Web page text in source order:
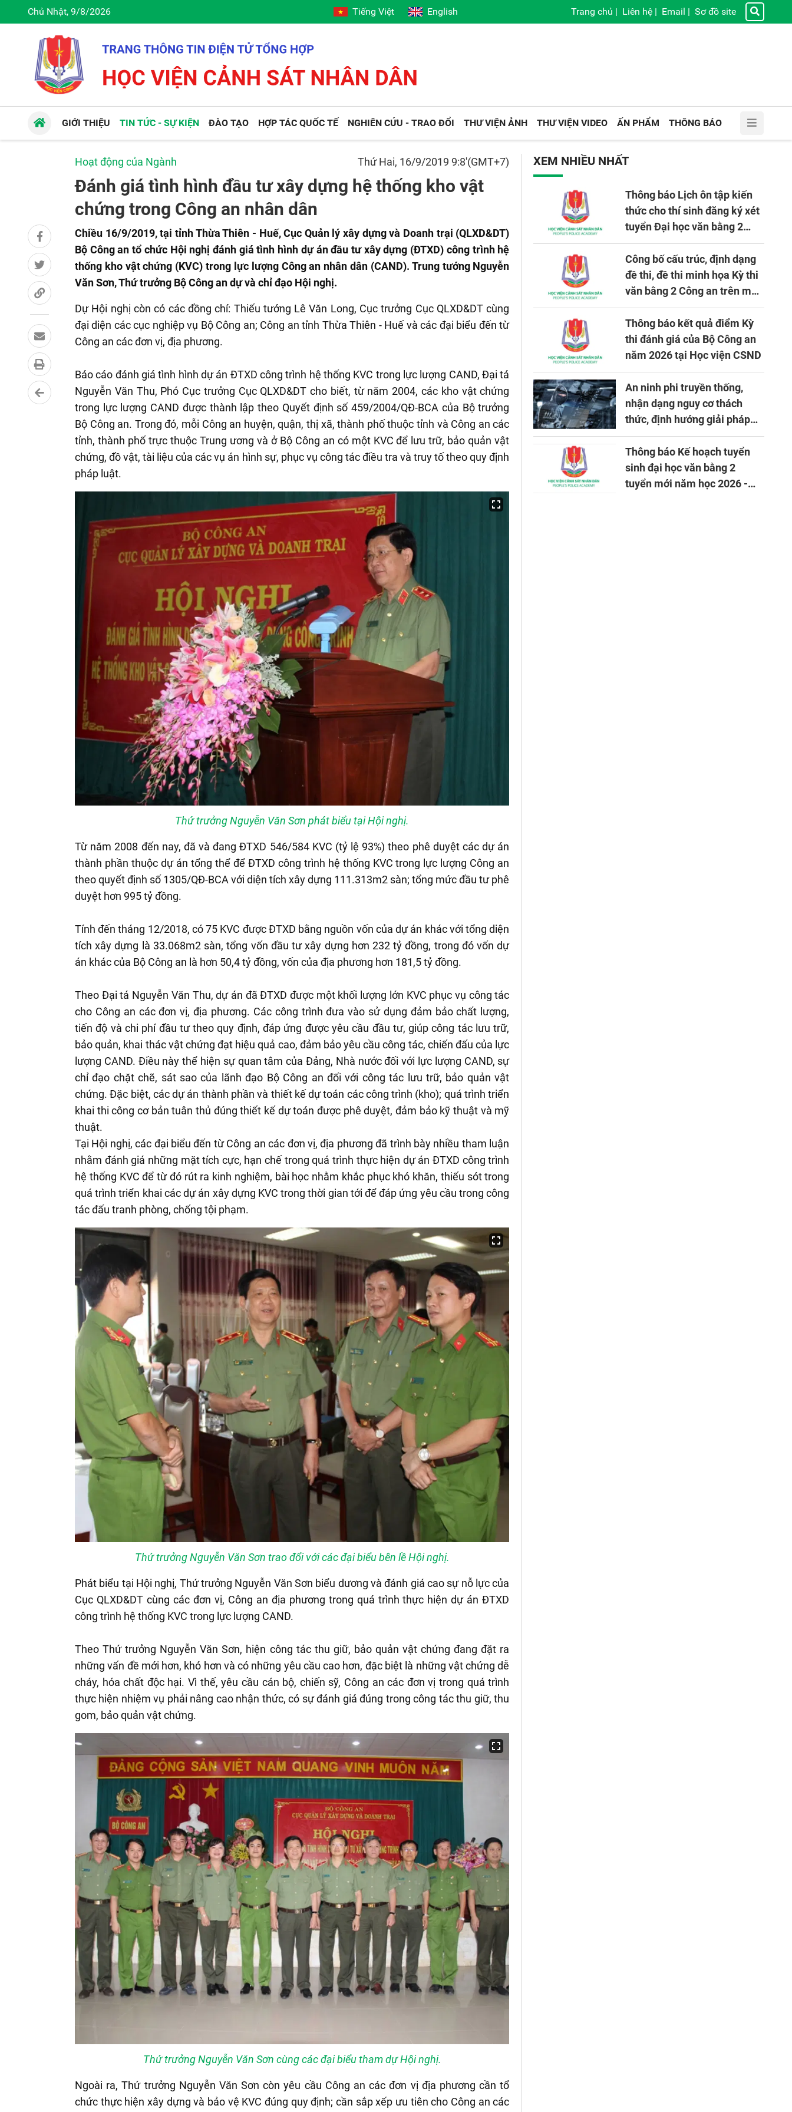
Chủ Nhật, 9/8/2026 Tiếng Việt English Trang chủ | Liên hệ | Email | Sơ đồ site
GIỚI THIỆU TIN TỨC - SỰ KIỆN ĐÀO TẠO HỢP TÁC QUỐC TẾ NGHIÊN CỨU - TRAO ĐỔI THƯ VIỆN ẢNH THƯ VIỆN VIDEO ẤN PHẨM THÔNG BÁO
Hoạt động của Ngành Thứ Hai, 16/9/2019 9:8'(GMT+7)
Đánh giá tình hình đầu tư xây dựng hệ thống kho vật
chứng trong Công an nhân dân
Chiều 16/9/2019, tại tỉnh Thừa Thiên - Huế, Cục Quản lý xây dựng và Doanh trại (QLXD&DT)
Bộ Công an tổ chức Hội nghị đánh giá tình hình dự án đầu tư xây dựng (ĐTXD) công trình hệ
thống kho vật chứng (KVC) trong lực lượng Công an nhân dân (CAND). Trung tướng Nguyễn
Văn Sơn, Thứ trưởng Bộ Công an dự và chỉ đạo Hội nghị.
Dự Hội nghị còn có các đồng chí: Thiếu tướng Lê Văn Long, Cục trưởng Cục QLXD&DT cùng
đại diện các cục nghiệp vụ Bộ Công an; Công an tỉnh Thừa Thiên - Huế và các đại biểu đến từ
Công an các đơn vị, địa phương.
Báo cáo đánh giá tình hình dự án ĐTXD công trình hệ thống KVC trong lực lượng CAND, Đại tá
Nguyễn Văn Thu, Phó Cục trưởng Cục QLXD&DT cho biết, từ năm 2004, các kho vật chứng
trong lực lượng CAND được thành lập theo Quyết định số 459/2004/QĐ-BCA của Bộ trưởng
Bộ Công an. Trong đó, mỗi Công an huyện, quận, thị xã, thành phố thuộc tỉnh và Công an các
tỉnh, thành phố trực thuộc Trung ương và ở Bộ Công an có một KVC để lưu trữ, bảo quản vật
chứng, đồ vật, tài liệu của các vụ án hình sự, phục vụ công tác điều tra và truy tố theo quy định
pháp luật.
Thứ trưởng Nguyễn Văn Sơn phát biểu tại Hội nghị.
Từ năm 2008 đến nay, đã và đang ĐTXD 546/584 KVC (tỷ lệ 93%) theo phê duyệt các dự án
thành phần thuộc dự án tổng thể để ĐTXD công trình hệ thống KVC trong lực lượng Công an
theo quyết định số 1305/QĐ-BCA với diện tích xây dựng 111.313m2 sàn; tổng mức đầu tư phê
duyệt hơn 995 tỷ đồng.
Tính đến tháng 12/2018, có 75 KVC được ĐTXD bằng nguồn vốn của dự án khác với tổng diện
tích xây dựng là 33.068m2 sàn, tổng vốn đầu tư xây dựng hơn 232 tỷ đồng, trong đó vốn dự
án khác của Bộ Công an là hơn 50,4 tỷ đồng, vốn của địa phương hơn 181,5 tỷ đồng.
Theo Đại tá Nguyễn Văn Thu, dự án đã ĐTXD được một khối lượng lớn KVC phục vụ công tác
cho Công an các đơn vị, địa phương. Các công trình đưa vào sử dụng đảm bảo chất lượng,
tiến độ và chi phí đầu tư theo quy định, đáp ứng được yêu cầu đầu tư, giúp công tác lưu trữ,
bảo quản, khai thác vật chứng đạt hiệu quả cao, đảm bảo yêu cầu công tác, chiến đấu của lực
lượng CAND. Điều này thể hiện sự quan tâm của Đảng, Nhà nước đối với lực lượng CAND, sự
chỉ đạo chặt chẽ, sát sao của lãnh đạo Bộ Công an đối với công tác lưu trữ, bảo quản vật
chứng. Đặc biệt, các dự án thành phần và thiết kế dự toán các công trình (kho); quá trình triển
khai thi công cơ bản tuân thủ đúng thiết kế dự toán được phê duyệt, đảm bảo kỹ thuật và mỹ
thuật.
Tại Hội nghị, các đại biểu đến từ Công an các đơn vị, địa phương đã trình bày nhiều tham luận
nhằm đánh giá những mặt tích cực, hạn chế trong quá trình thực hiện dự án ĐTXD công trình
hệ thống KVC để từ đó rút ra kinh nghiệm, bài học nhằm khắc phục khó khăn, thiếu sót trong
quá trình triển khai các dự án xây dựng KVC trong thời gian tới để đáp ứng yêu cầu trong công
tác đấu tranh phòng, chống tội phạm.
Thứ trưởng Nguyễn Văn Sơn trao đổi với các đại biểu bên lề Hội nghị.
Phát biểu tại Hội nghị, Thứ trưởng Nguyễn Văn Sơn biểu dương và đánh giá cao sự nỗ lực của
Cục QLXD&DT cùng các đơn vị, Công an địa phương trong quá trình thực hiện dự án ĐTXD
công trình hệ thống KVC trong lực lượng CAND.
Theo Thứ trưởng Nguyễn Văn Sơn, hiện công tác thu giữ, bảo quản vật chứng đang đặt ra
những vấn đề mới hơn, khó hơn và có những yêu cầu cao hơn, đặc biệt là những vật chứng dễ
cháy, hóa chất độc hại. Vì thế, yêu cầu cán bộ, chiến sỹ, Công an các đơn vị trong quá trình
thực hiện nhiệm vụ phải nâng cao nhận thức, có sự đánh giá đúng trong công tác thu giữ, thu
gom, bảo quản vật chứng.
Thứ trưởng Nguyễn Văn Sơn cùng các đại biểu tham dự Hội nghị.
Ngoài ra, Thứ trưởng Nguyễn Văn Sơn còn yêu cầu Công an các đơn vị địa phương cần tổ
chức thực hiện xây dựng và bảo vệ KVC đúng quy định; cần sắp xếp ưu tiên cho Công an các
XEM NHIỀU NHẤT
Thông báo Lịch ôn tập kiến
thức cho thí sinh đăng ký xét
tuyển Đại học văn bằng 2
tuyển mới, mở tại Học viện
CSND năm học 2026 - 2027
Công bố cấu trúc, định dạng
đề thi, đề thi minh họa Kỳ thi
văn bằng 2 Công an trên máy
tính
Thông báo kết quả điểm Kỳ
thi đánh giá của Bộ Công an
năm 2026 tại Học viện CSND
An ninh phi truyền thống,
nhận dạng nguy cơ thách
thức, định hướng giải pháp
đảm bảo an ninh quốc gia
trong tình hình hiện nay
Thông báo Kế hoạch tuyển
sinh đại học văn bằng 2
tuyển mới năm học 2026 -